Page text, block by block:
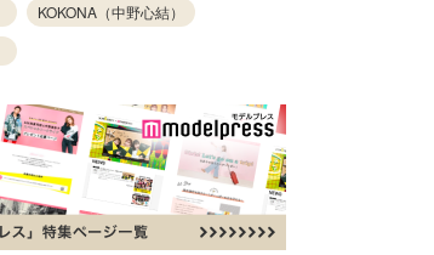
KOKONA（中野心結）